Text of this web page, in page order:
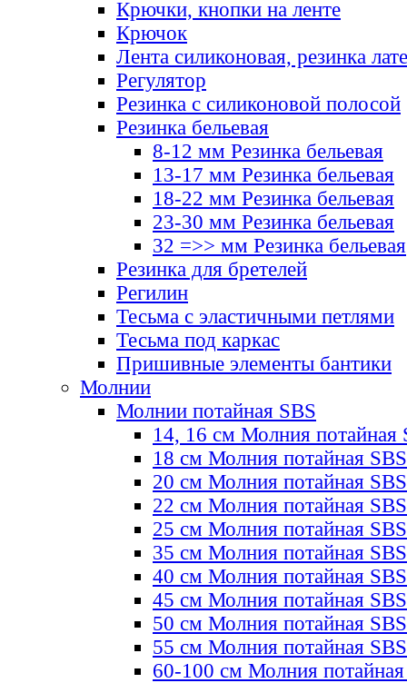
Крючки, кнопки на ленте
Крючок
Лента силиконовая, резинка
Регулятор
Резинка с силиконовой полосой
Резинка бельевая
8-12 мм Резинка бельевая
13-17 мм Резинка бельевая
18-22 мм Резинка бельевая
23-30 мм Резинка бельевая
32 =>> мм Резинка бельевая
Резинка для бретелей
Регилин
Тесьма с эластичными петлями
Тесьма под каркас
Пришивные элементы бантики
Молнии
Молнии потайная SBS
14, 16 см Молния потайная
18 см Молния потайная SBS
20 см Молния потайная SBS
22 см Молния потайная SBS
25 см Молния потайная SBS
35 см Молния потайная SBS
40 см Молния потайная SBS
45 см Молния потайная SBS
50 см Молния потайная SBS
55 см Молния потайная SBS
60-100 см Молния